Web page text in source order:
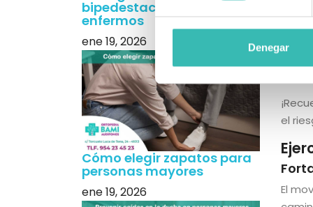
Denegar
bipedestación para
enfermos
ene 19, 2026
Cómo elegir zapatos para
personas mayores
ene 19, 2026
Usar
el
El